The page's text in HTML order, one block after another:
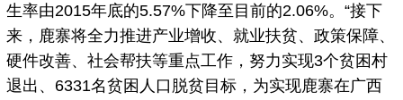
生率由2015年底的5.57%下降至目前的2.06%。“接下
来，鹿寨将全力推进产业增收、就业扶贫、政策保障、
硬件改善、社会帮扶等重点工作，努力实现3个贫困村
退出、6331名贫困人口脱贫目标，为实现鹿寨在广西